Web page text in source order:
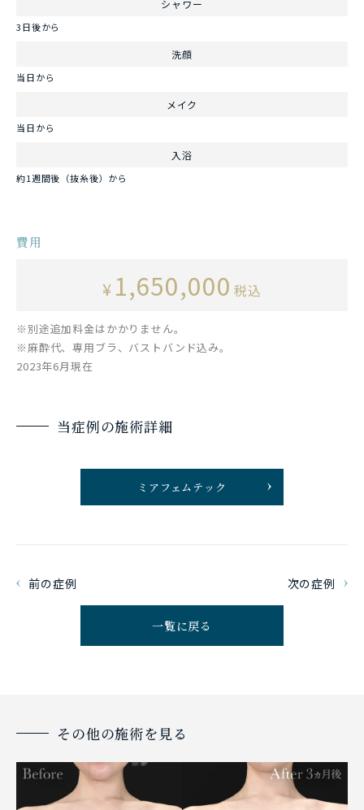
シャワー
3日後から
洗顔
当日から
メイク
当日から
入浴
約1週間後（抜糸後）から
費用
¥ 1,650,000 税込
※別途追加料金はかかりません。
※麻酔代、専用ブラ、バストバンド込み。
2023年6月現在
当症例の施術詳細
ミアフェムテック
前の症例 次の症例
一覧に戻る
その他の施術を見る